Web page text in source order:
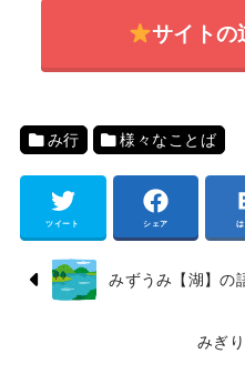
サイトの
み行 様々なことば
ツイート シェア
みずうみ【湖】の
みぎ